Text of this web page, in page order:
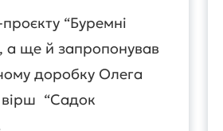
“Буремні
а ще й запропонував
доробку Олега
вірш “Садок